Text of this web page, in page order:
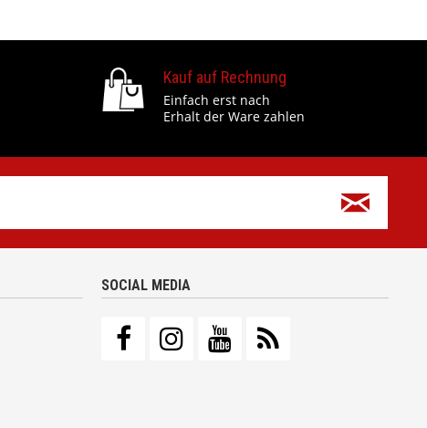
Kauf auf Rechnung
Einfach erst nach
Erhalt der Ware zahlen
SOCIAL MEDIA